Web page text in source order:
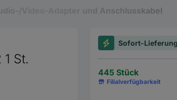
Video-Adapter und Anschlusskabel
St.
Sofort-
445 Stück
Filialverfügbarkeit